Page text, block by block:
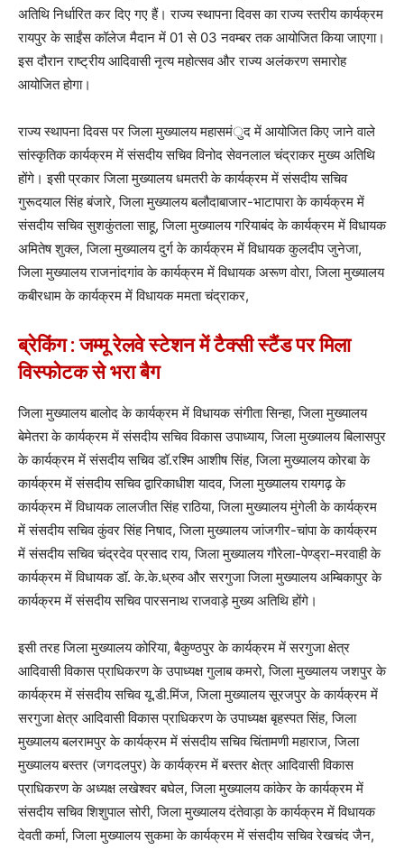
अतिथि निर्धारित कर दिए गए हैं। राज्य स्थापना दिवस का राज्य स्तरीय कार्यक्रम
रायपुर के साईंस कॉलेज मैदान में 01 से 03 नवम्बर तक आयोजित किया जाएगा।
इस दौरान राष्ट्रीय आदिवासी नृत्य महोत्सव और राज्य अलंकरण समारोह
आयोजित होगा।
राज्य स्थापना दिवस पर जिला मुख्यालय महासमंुद में आयोजित किए जाने वाले
सांस्कृतिक कार्यक्रम में संसदीय सचिव विनोद सेवनलाल चंद्राकर मुख्य अतिथि
होंगे। इसी प्रकार जिला मुख्यालय धमतरी के कार्यक्रम में संसदीय सचिव
गुरूदयाल सिंह बंजारे, जिला मुख्यालय बलौदाबाजार-भाटापारा के कार्यक्रम में
संसदीय सचिव सुशकुंतला साहू, जिला मुख्यालय गरियाबंद के कार्यक्रम में विधायक
अमितेष शुक्ल, जिला मुख्यालय दुर्ग के कार्यक्रम में विधायक कुलदीप जुनेजा,
जिला मुख्यालय राजनांदगांव के कार्यक्रम में विधायक अरूण वोरा, जिला मुख्यालय
कबीरधाम के कार्यक्रम में विधायक ममता चंद्राकर,
ब्रेकिंग : जम्मू रेलवे स्टेशन में टैक्सी स्टैंड पर मिला
विस्फोटक से भरा बैग
जिला मुख्यालय बालोद के कार्यक्रम में विधायक संगीता सिन्हा, जिला मुख्यालय
बेमेतरा के कार्यक्रम में संसदीय सचिव विकास उपाध्याय, जिला मुख्यालय बिलासपुर
के कार्यक्रम में संसदीय सचिव डॉ.रश्मि आशीष सिंह, जिला मुख्यालय कोरबा के
कार्यक्रम में संसदीय सचिव द्वारिकाधीश यादव, जिला मुख्यालय रायगढ़ के
कार्यक्रम में विधायक लालजीत सिंह राठिया, जिला मुख्यालय मुंगेली के कार्यक्रम
में संसदीय सचिव कुंवर सिंह निषाद, जिला मुख्यालय जांजगीर-चांपा के कार्यक्रम
में संसदीय सचिव चंद्रदेव प्रसाद राय, जिला मुख्यालय गौरेला-पेण्ड्रा-मरवाही के
कार्यक्रम में विधायक डॉ. के.के.ध्रुव और सरगुजा जिला मुख्यालय अम्बिकापुर के
कार्यक्रम में संसदीय सचिव पारसनाथ राजवाड़े मुख्य अतिथि होंगे।
इसी तरह जिला मुख्यालय कोरिया, बैकुण्ठपुर के कार्यक्रम में सरगुजा क्षेत्र
आदिवासी विकास प्राधिकरण के उपाध्यक्ष गुलाब कमरो, जिला मुख्यालय जशपुर के
कार्यक्रम में संसदीय सचिव यू.डी.मिंज, जिला मुख्यालय सूरजपुर के कार्यक्रम में
सरगुजा क्षेत्र आदिवासी विकास प्राधिकरण के उपाध्यक्ष बृहस्पत सिंह, जिला
मुख्यालय बलरामपुर के कार्यक्रम में संसदीय सचिव चिंतामणी महाराज, जिला
मुख्यालय बस्तर (जगदलपुर) के कार्यक्रम में बस्तर क्षेत्र आदिवासी विकास
प्राधिकरण के अध्यक्ष लखेश्वर बघेल, जिला मुख्यालय कांकेर के कार्यक्रम में
संसदीय सचिव शिशुपाल सोरी, जिला मुख्यालय दंतेवाड़ा के कार्यक्रम में विधायक
देवती कर्मा, जिला मुख्यालय सुकमा के कार्यक्रम में संसदीय सचिव रेखचंद जैन,